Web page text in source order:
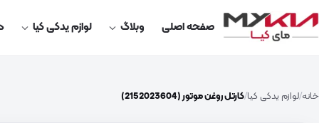
صفحه اصلی وبلاگ لوازم یدکی کیا
خانه لوازم یدکی کیا کارتل روغن موتور (2152023604)